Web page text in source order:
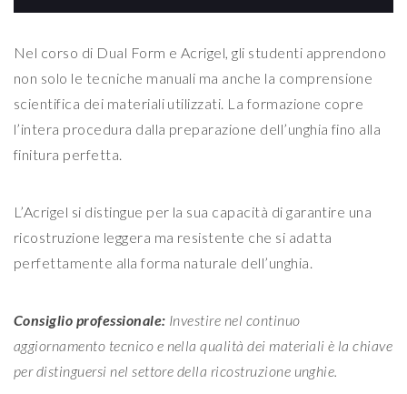
Nel corso di Dual Form e Acrigel, gli studenti apprendono
non solo le tecniche manuali ma anche la comprensione
scientifica dei materiali utilizzati. La formazione copre
l’intera procedura dalla preparazione dell’unghia fino alla
finitura perfetta.
L’Acrigel si distingue per la sua capacità di garantire una
ricostruzione leggera ma resistente che si adatta
perfettamente alla forma naturale dell’unghia.
Consiglio professionale: Investire nel continuo
aggiornamento tecnico e nella qualità dei materiali è la chiave
per distinguersi nel settore della ricostruzione unghie.